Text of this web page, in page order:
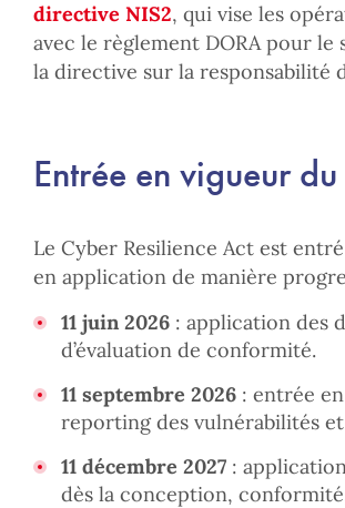
directive NIS2, qui vise les
avec le règlement DORA pour le
la directive sur la responsabilité
Entrée en vigueur
Le Cyber Resilience Act est
en application de manière
11 juin 2026 : application des
d’évaluation de conformité.
11 septembre 2026 : entrée
reporting des vulnérabilités
11 décembre 2027 :
dès la conception,